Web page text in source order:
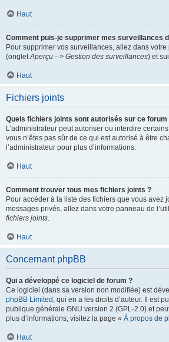
Haut
Comment puis-je supprimer mes surveillances
Pour supprimer vos surveillances, allez dans
(ongletAperçu --> Gestion des surveillances) et
Haut
Fichiers joints
Quels fichiers joints sont autorisés sur ce forum
L’administrateur peut autoriser ou interdire
vous n’êtes pas sûr de ce qui est autorisé à être
l’administrateur pour plus d’informations.
Haut
Comment trouver tous mes fichiers joints ?
Pour accéder à la liste des fichiers que vous avez
messages privés, allez dans votre panneau de
fichiers joints.
Haut
Concernant phpBB
Qui a développé ce logiciel de forum ?
Ce logiciel (dans sa version non modifiée) est
phpBB Limited , qui en a les droits d’auteur. Il est
publique générale GNU version 2 (GPL-2.0) et
plus d’informations, visitez la page « À propos de
Haut